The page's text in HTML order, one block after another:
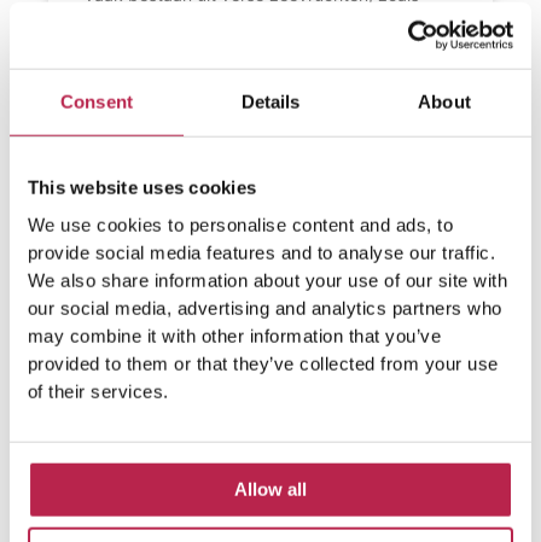
Consent Details About
This website uses cookies
We use cookies to personalise content and ads, to
provide social media features and to analyse our traffic.
We also share information about your use of our site with
our social media, advertising and analytics partners who
may combine it with other information that you’ve
provided to them or that they’ve collected from your use
of their services.
Allow all
gambas, langostas (kreeften) en verschillende